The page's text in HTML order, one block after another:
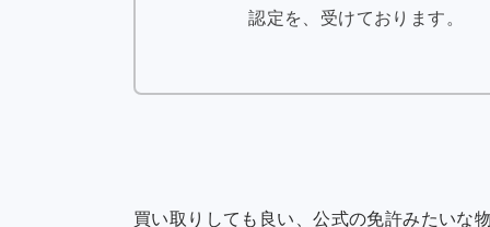
認定を、受けております。
買い取りしても良い、公式の免許みたいな